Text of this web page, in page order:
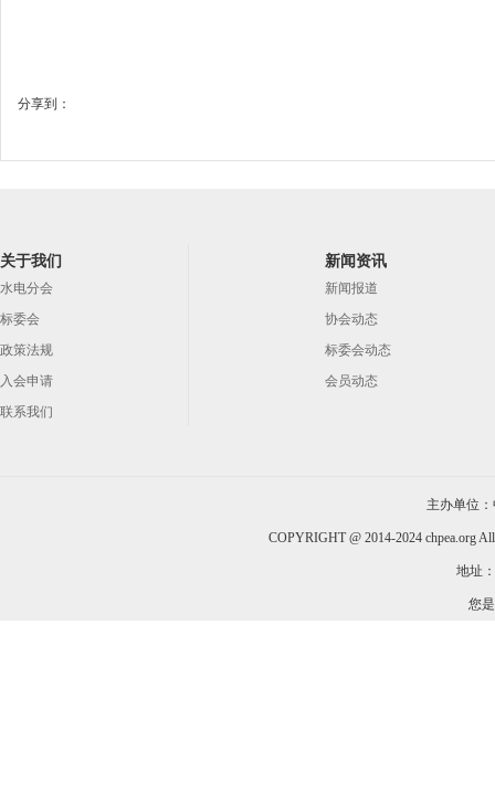
分享到：
关于我们
水电分会
标委会
政策法规
入会申请
联系我们
新闻资讯
新闻报道
协会动态
标委会动态
会员动态
主办单位
COPYRIGHT @ 2014-2024 chpea.org
地址
您